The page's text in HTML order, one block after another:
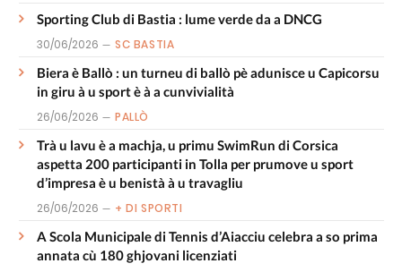
Sporting Club di Bastia : lume verde da a DNCG
30/06/2026 SC BASTIA
Biera è Ballò : un turneu di ballò pè adunisce u Capicorsu
in giru à u sport è à a cunvivialità
26/06/2026 PALLÒ
Trà u lavu è a machja, u primu SwimRun di Corsica
aspetta 200 participanti in Tolla per prumove u sport
d’impresa è u benistà à u travagliu
26/06/2026 + DI SPORTI
A Scola Municipale di Tennis d’Aiacciu celebra a so prima
annata cù 180 ghjovani licenziati